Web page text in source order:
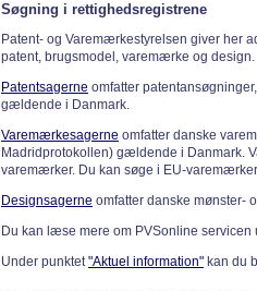
Søgning i rettighedsregistrene
Patent- og Varemærkestyrelsen giver her
patent, brugsmodel, varemærke og design.
Patentsagerne omfatter
gældende i Danmark.
Varemærkesagerne omfatter danske
Madridprotokollen) gældende i Danmark.
varemærker. Du kan søge i EU-
Designsagerne omfatter danske mønster-
Du kan læse mere om PVSonline
Under punktet"Aktuel information" kan du